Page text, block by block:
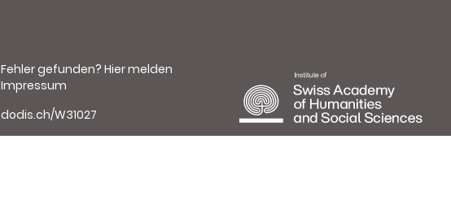
Fehler gefunden?Hier melden
Impressum
dodis.ch/W31027